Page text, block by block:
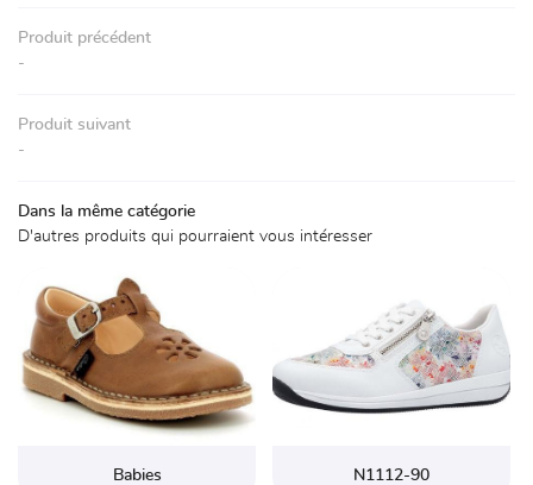
Contact
Produit précédent
-
Produit suivant
-
Dans la même catégorie
D'autres produits qui pourraient vous intéresser
Babies N1112-90